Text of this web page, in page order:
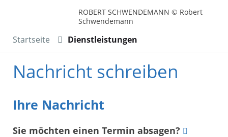
ROBERT SCHWENDEMANN © Robert
Schwendemann
Startseite Dienstleistungen
Nachricht schreiben
Ihre Nachricht
Sie möchten einen Termin absagen?